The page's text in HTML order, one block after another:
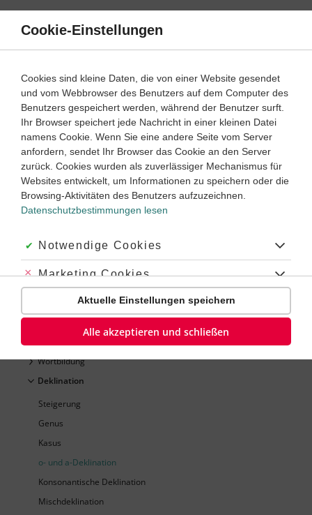
Direkt
Inhalt
Klassenarbeiten und Abiturprüfungen
Klassenarbeit
Adjektive der a-/o-Deklination
Latein Lernjahr2
Latein
Formenlehre
Wortbildung
Deklination
Steigerung
Genus
Kasus
o- und a-Deklination
Konsonantische Deklination
Mischdeklination
Cookie-Einstellungen
Cookies sind kleine Daten, die von einer Website gesendet
und vom Webbrowser des Benutzers auf dem Computer des
Benutzers gespeichert werden, während der Benutzer surft.
Ihr Browser speichert jede Nachricht in einer kleinen Datei
namens Cookie. Wenn Sie eine andere Seite vom Server
anfordern, sendet Ihr Browser das Cookie an den Server
zurück. Cookies wurden als zuverlässiger Mechanismus für
Websites entwickelt, um Informationen zu speichern oder die
Browsing-Aktivitäten des Benutzers aufzuzeichnen.
Datenschutzbestimmungen lesen
Akzeptiert:
Notwendige Cookies
Abgelehnt:
Marketing Cookies
Abgelehnt:
Personalisierungs-Cookies
Aktuelle Einstellungen speichern
Alle akzeptieren und schließen